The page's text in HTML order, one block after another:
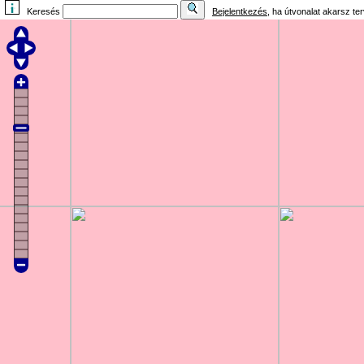
Keresés Bejelentkezés , ha útvonalat akarsz